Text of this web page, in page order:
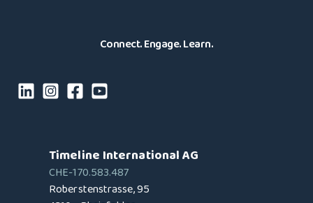
Connect. Engage. Learn.
Timeline International AG
CHE-170.583.487
Roberstenstrasse, 95